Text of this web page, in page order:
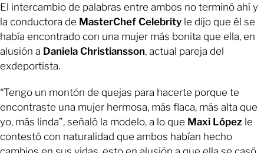
El intercambio de palabras entre ambos no terminó ahí y
la conductora de MasterChef Celebrity le dijo que él se
había encontrado con una mujer más bonita que ella, en
alusión a Daniela Christiansson, actual pareja del
exdeportista.
“Tengo un montón de quejas para hacerte porque te
encontraste una mujer hermosa, más flaca, más alta que
yo, más linda”, señaló la modelo, a lo que Maxi López le
contestó con naturalidad que ambos habían hecho